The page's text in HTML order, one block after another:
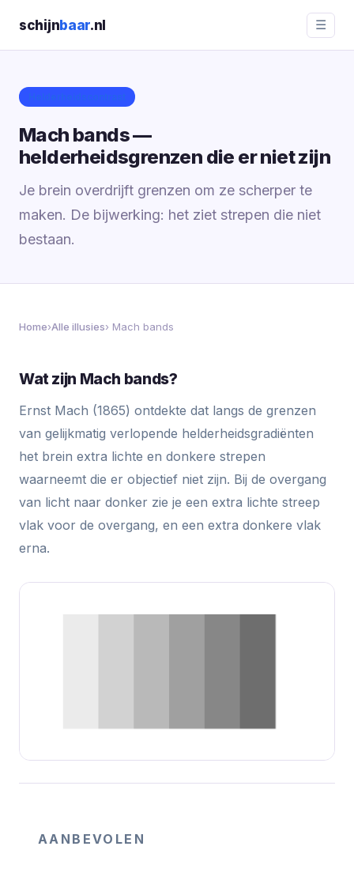
schijnbaar.nl ☰
Mach bands —
helderheidsgrenzen die er niet zijn
Je brein overdrijft grenzen om ze scherper te
maken. De bijwerking: het ziet strepen die niet
bestaan.
Home›Alle illusies› Mach bands
Wat zijn Mach bands?
Ernst Mach (1865) ontdekte dat langs de grenzen
van gelijkmatig verlopende helderheidsgradiënten
het brein extra lichte en donkere strepen
waarneemt die er objectief niet zijn. Bij de overgang
van licht naar donker zie je een extra lichte streep
vlak voor de overgang, en een extra donkere vlak
erna.
AANBEVOLEN